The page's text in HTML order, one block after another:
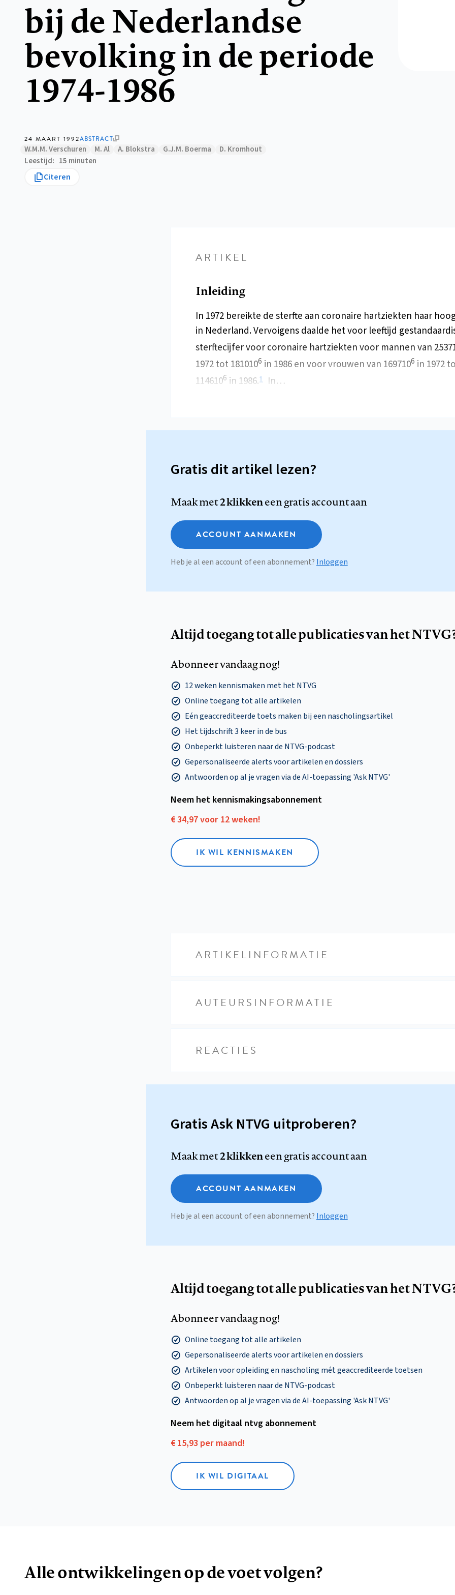
bij de Nederlandse
bevolking in de periode
1974-1986
24 MAART 1992ABSTRACT
W.M.M. Verschuren M. Al A. Blokstra G.J.M. Boerma
D. Kromhout
Leestijd
15 minuten
Citeren
ARTIKEL
Inleiding
In 1972 bereikte de sterfte aan coronaire hartziekten haar
in Nederland. Vervoigens daalde het voor leeftijd
sterftecijfer voor coronaire hartziekten voor mannen van
1972 tot 1810106 in 1986 en voor vrouwen van 1697106 in 1972
1146106 in 1986.1 In…
Gratis dit artikel lezen?
Maak met2 klikkeneen gratis account aan
ACCOUNT AANMAKEN
Heb je al een account of een abonnement? Inloggen
Altijd toegang tot alle publicaties van het
Abonneer vandaag nog!
12 weken kennismaken met het NTVG
Online toegang tot alle artikelen
Eén geaccrediteerde toets maken bij een nascholingsartikel
Het tijdschrift 3 keer in de bus
Onbeperkt luisteren naar de NTVG-podcast
Gepersonaliseerde alerts voor artikelen en dossiers
Antwoorden op al je vragen via de AI-toepassing 'Ask NTVG'
Neem het kennismakings­abonnement
€ 34,97 voor 12 weken!
IK WIL KENNISMAKEN
ARTIKELINFORMATIE
AUTEURSINFORMATIE
REACTIES
Gratis Ask NTVG uitproberen?
Maak met2 klikkeneen gratis account aan
ACCOUNT AANMAKEN
Heb je al een account of een abonnement? Inloggen
Altijd toegang tot alle publicaties van het
Abonneer vandaag nog!
Online toegang tot alle artikelen
Gepersonaliseerde alerts voor artikelen en dossiers
Artikelen voor opleiding en nascholing mét geaccrediteerde toetsen
Onbeperkt luisteren naar de NTVG-podcast
Antwoorden op al je vragen via de AI-toepassing 'Ask NTVG'
Neem het digitaal ntvg abonnement
€ 15,93 per maand!
IK WIL DIGITAAL
Alle ontwikkelingen op de voet volgen?